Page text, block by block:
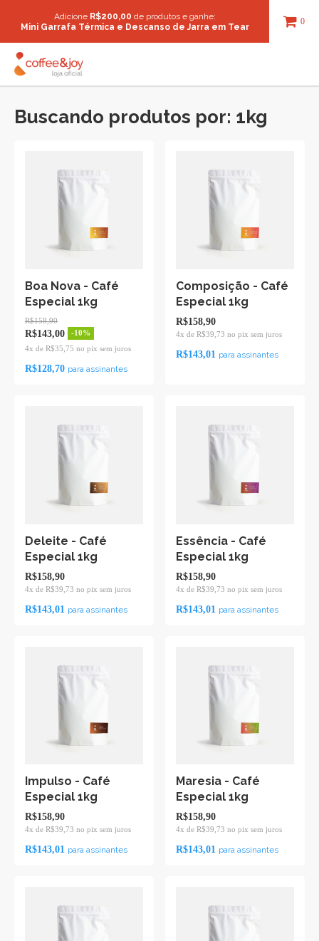
Adicione R$200,00 de produtos e ganhe:
Mini Garrafa Térmica e Descanso de Jarra em Tear
0
Buscando produtos por: 1kg
Boa Nova - Café
Especial 1kg
R$158,90
R$143,00
-10%
4x de R$35,75 no pix sem juros
R$128,70 para assinantes
Composição - Café
Especial 1kg
R$158,90
4x de R$39,73 no pix sem juros
R$143,01 para assinantes
Deleite - Café
Especial 1kg
R$158,90
4x de R$39,73 no pix sem juros
R$143,01 para assinantes
Essência - Café
Especial 1kg
R$158,90
4x de R$39,73 no pix sem juros
R$143,01 para assinantes
Impulso - Café
Especial 1kg
R$158,90
4x de R$39,73 no pix sem juros
R$143,01 para assinantes
Maresia - Café
Especial 1kg
R$158,90
4x de R$39,73 no pix sem juros
R$143,01 para assinantes